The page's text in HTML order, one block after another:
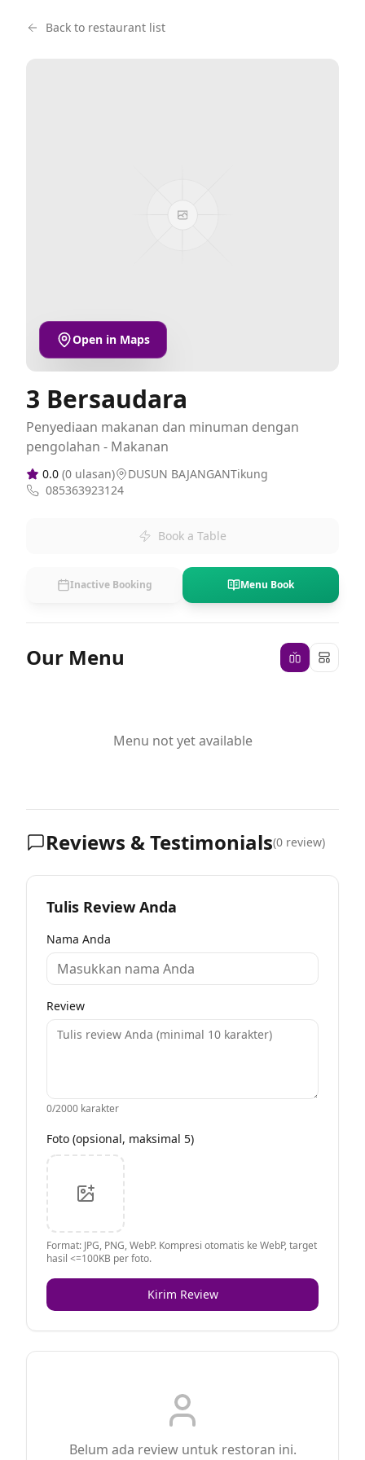
Back to restaurant list
Open in Maps
3 Bersaudara
Penyediaan makanan dan minuman dengan
pengolahan - Makanan
0.0 (0 ulasan)
DUSUN BAJANGANTikung
085363923124
Book a Table
Inactive Booking Menu Book
Our Menu
Menu not yet available
Reviews & Testimonials(0 review)
Tulis Review Anda
Nama Anda
Review
0/2000 karakter
Foto (opsional, maksimal 5)
Format: JPG, PNG, WebP. Kompresi otomatis ke WebP, target
hasil <=100KB per foto.
Kirim Review
Belum ada review untuk restoran ini.